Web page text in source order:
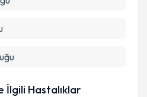
İlgili Hastalıklar